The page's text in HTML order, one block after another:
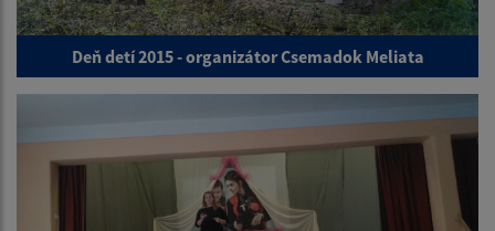
Deň detí 2015 - organizátor Csemadok Meliata